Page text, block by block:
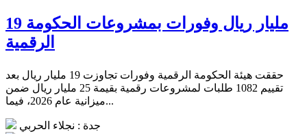
19 مليار ريال وفورات بمشروعات الحكومة
الرقمية
حققت هيئة الحكومة الرقمية وفورات تجاوزت 19 مليار ريال بعد
تقييم 1082 طلبات لمشروعات رقمية بقيمة 25 مليار ريال ضمن
ميزانية عام 2026، فيما...
جدة : نجلاء الحربي